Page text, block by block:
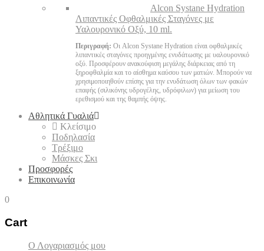
Alcon Systane Hydration
Λιπαντικές Οφθαλμικές Σταγόνες με
Υαλουρονικό Οξύ, 10 ml.
Περιγραφή: Οι Alcon Systane Hydration είναι οφθαλμικές
λιπαντικές σταγόνες προηγμένης ενυδάτωσης με υαλουρονικό
οξύ. Προσφέρουν ανακούφιση μεγάλης διάρκειας από τη
ξηροφθαλμία και το αίσθημα καύσου των ματιών. Μπορούν να
χρησιμοποιηθούν επίσης για την ενυδάτωση όλων των φακών
επαφής (σιλικόνης υδρογέλης, υδρόφιλων) για μείωση του
ερεθισμού και της θαμπής όψης.
Αθλητικά Γυαλιά
Κλείσιμο
Ποδηλασία
Τρέξιμο
Μάσκες Σκι
Προσφορές
Επικοινωνία
0
Cart
Ο Λογαριασμός μου